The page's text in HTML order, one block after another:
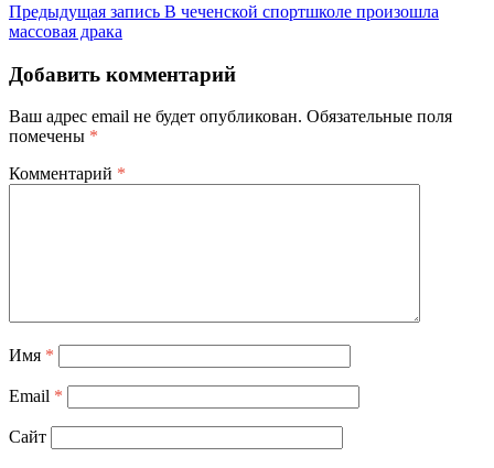
Предыдущая запись В чеченской спортшколе произошла
массовая драка
Добавить комментарий
Ваш адрес email не будет опубликован. Обязательные поля
помечены *
Комментарий *
Имя *
Email *
Сайт